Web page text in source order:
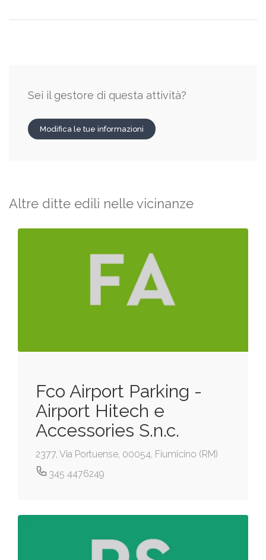
Sei il gestore di questa attività?
Modifica le tue informazioni
Altre ditte edili nelle vicinanze
Fco Airport Parking -
Airport Hitech e
Accessories S.n.c.
2377, Via Portuense, 00054, Fiumicino (RM)
345 4476249